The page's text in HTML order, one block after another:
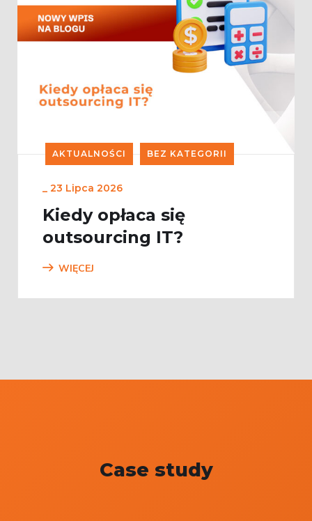
AKTUALNOŚCI BEZ KATEGORII
_ 23 Lipca 2026
Kiedy opłaca się
outsourcing IT?
WIĘCEJ
Case study